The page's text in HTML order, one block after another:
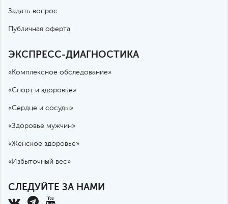
Задать вопрос
Публичная оферта
ЭКСПРЕСС-ДИАГНОСТИКА
«Комплексное обследование»
«Спорт и здоровье»
«Сердце и сосуды»
«Здоровье мужчин»
«Женское здоровье»
«Избыточный вес»
СЛЕДУЙТЕ ЗА НАМИ